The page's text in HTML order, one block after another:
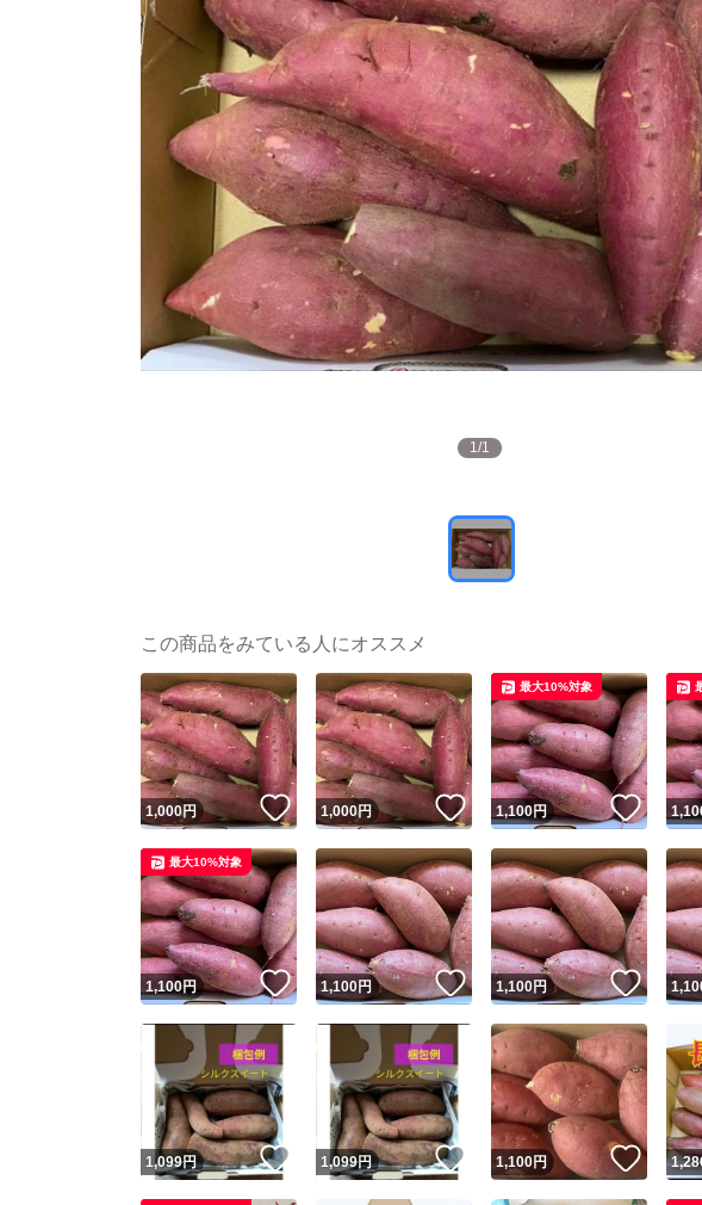
1/1
この商品をみている人にオススメ
1,000円 いいね！
1,000円 いいね！
1,100円 いい
最大10%対象
1,100円 いいね！
最大10%対象
1,100円 いいね！
1,100円 いい
1,099円 いいね！
1,099円 いいね！
1,100円 いい